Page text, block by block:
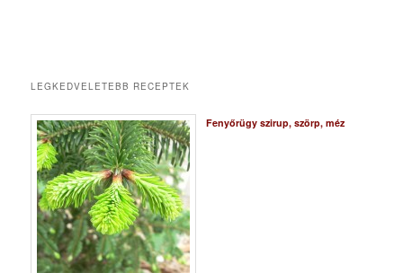
LEGKEDVELETEBB RECEPTEK
Fenyőrügy szirup, szörp, méz